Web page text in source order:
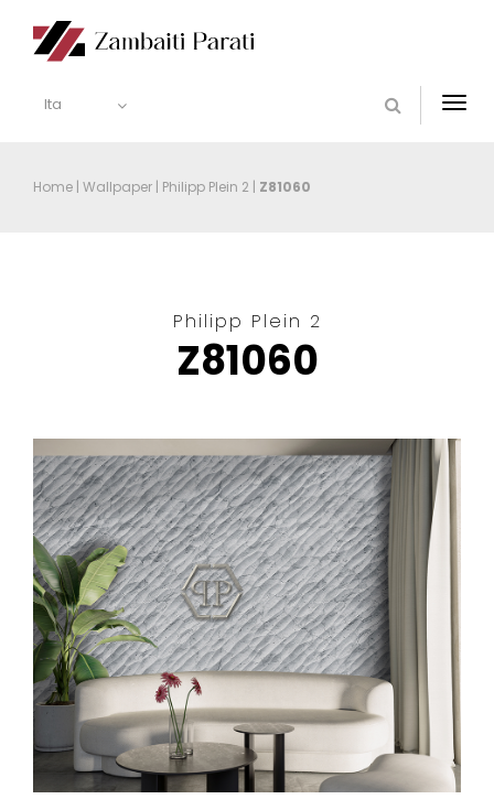
Ita
Home | Wallpaper | Philipp Plein 2 | Z81060
Philipp Plein 2
Z81060